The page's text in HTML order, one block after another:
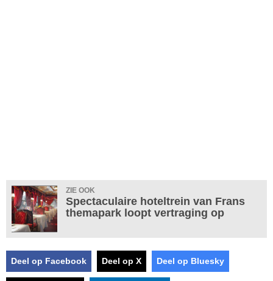
ZIE OOK
Spectaculaire hoteltrein van Frans
themapark loopt vertraging op
Deel op Facebook Deel op X Deel op Bluesky